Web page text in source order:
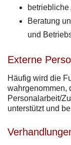
betriebliche
Beratung
und
Externe
Häufig wird die
wahrgenommen,
Personalarbeit/
unterstützt und